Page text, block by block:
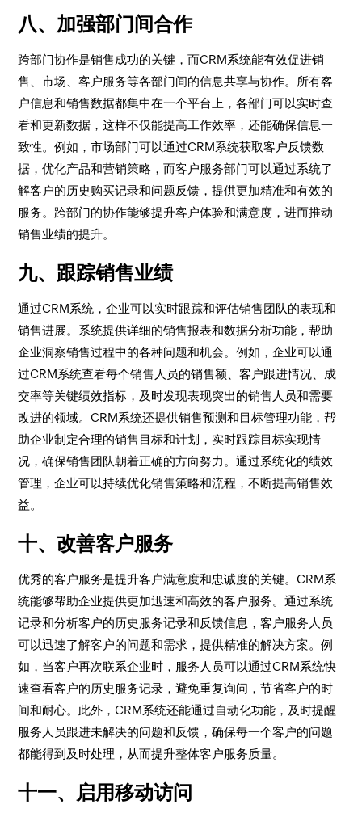
八、加强部门间合作
跨部门协作是销售成功的关键，而CRM系统能有效促进销
售、市场、客户服务等各部门间的信息共享与协作。所有客
户信息和销售数据都集中在一个平台上，各部门可以实时查
看和更新数据，这样不仅能提高工作效率，还能确保信息一
致性。例如，市场部门可以通过CRM系统获取客户反馈数
据，优化产品和营销策略，而客户服务部门可以通过系统了
解客户的历史购买记录和问题反馈，提供更加精准和有效的
服务。跨部门的协作能够提升客户体验和满意度，进而推动
销售业绩的提升。
九、跟踪销售业绩
通过CRM系统，企业可以实时跟踪和评估销售团队的表现和
销售进展。系统提供详细的销售报表和数据分析功能，帮助
企业洞察销售过程中的各种问题和机会。例如，企业可以通
过CRM系统查看每个销售人员的销售额、客户跟进情况、成
交率等关键绩效指标，及时发现表现突出的销售人员和需要
改进的领域。CRM系统还提供销售预测和目标管理功能，帮
助企业制定合理的销售目标和计划，实时跟踪目标实现情
况，确保销售团队朝着正确的方向努力。通过系统化的绩效
管理，企业可以持续优化销售策略和流程，不断提高销售效
益。
十、改善客户服务
优秀的客户服务是提升客户满意度和忠诚度的关键。CRM系
统能够帮助企业提供更加迅速和高效的客户服务。通过系统
记录和分析客户的历史服务记录和反馈信息，客户服务人员
可以迅速了解客户的问题和需求，提供精准的解决方案。例
如，当客户再次联系企业时，服务人员可以通过CRM系统快
速查看客户的历史服务记录，避免重复询问，节省客户的时
间和耐心。此外，CRM系统还能通过自动化功能，及时提醒
服务人员跟进未解决的问题和反馈，确保每一个客户的问题
都能得到及时处理，从而提升整体客户服务质量。
十一、启用移动访问